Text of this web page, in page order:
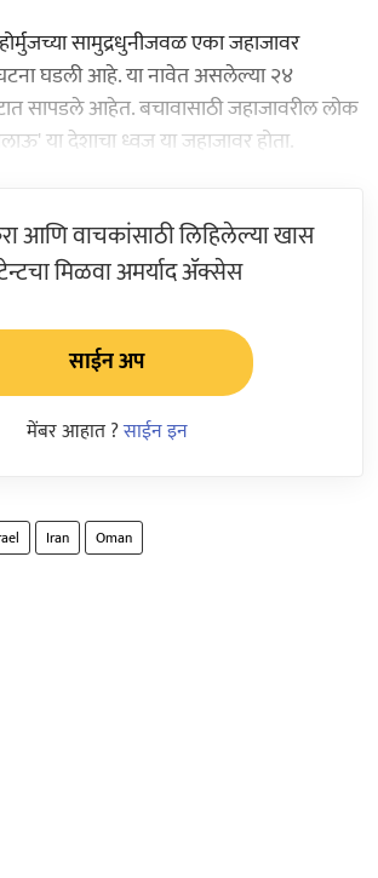
सामुद्रधुनीजवळ एका जहाजावर
घटना घडली आहे. या नावेत असलेल्या २४
सापडले आहेत. बचावासाठी जहाजावरील लोक
या देशाचा ध्वज या जहाजावर होता.
आणि वाचकांसाठी लिहिलेल्या खास
मिळवा अमर्याद ॲक्सेस
साईन अप
मेंबर आहात ?साईन इन
Iran Oman